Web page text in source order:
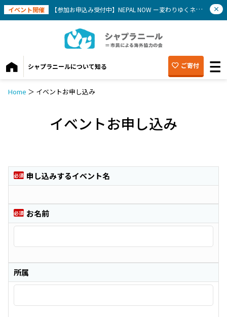
イベント開催 【参加お申込み受付中】NEPAL NOW ー変わりゆくネパールを知ろう(9/12）
シャプラニールについて知る ご寄付
Home ＞ イベントお申し込み
イベントお申し込み
必須 申し込みするイベント名
必須 お名前
所属